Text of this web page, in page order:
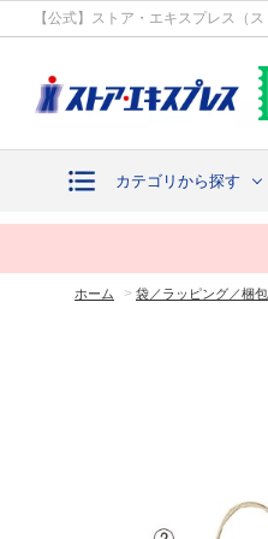
【公式】ストア・エキスプレス（
カテゴリから探す
ホーム > 袋／ラッピング／梱